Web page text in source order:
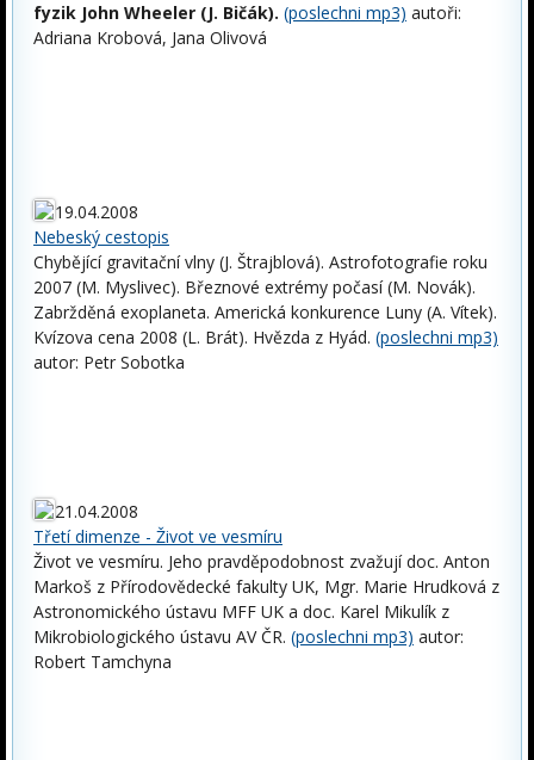
fyzik John Wheeler (J. Bičák). (poslechni mp3) autoři:
Adriana Krobová, Jana Olivová
19.04.2008
Nebeský cestopis
Chybějící gravitační vlny (J. Štrajblová). Astrofotografie roku
2007 (M. Myslivec). Březnové extrémy počasí (M. Novák).
Zabržděná exoplaneta. Americká konkurence Luny (A. Vítek).
Kvízova cena 2008 (L. Brát). Hvězda z Hyád. (poslechni mp3)
autor: Petr Sobotka
21.04.2008
Třetí dimenze - Život ve vesmíru
Život ve vesmíru. Jeho pravděpodobnost zvažují doc. Anton
Markoš z Přírodovědecké fakulty UK, Mgr. Marie Hrudková z
Astronomického ústavu MFF UK a doc. Karel Mikulík z
Mikrobiologického ústavu AV ČR. (poslechni mp3) autor:
Robert Tamchyna